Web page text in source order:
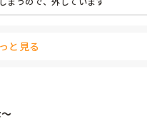
た。
いと告げ帰ったけど私が帰宅
と見る